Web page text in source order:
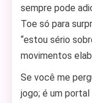
sempre pode
Toe só para
“estou sério
movimentos
Se você me
jogo; é um